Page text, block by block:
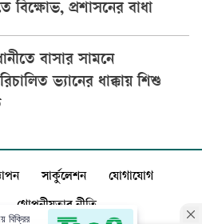
বিক্ষোভ, প্রশাসনের বাধা
বাসার সামনে
ভ্যানের ধাক্কায় শিশু
সার্কুলেশন যোগাযোগ
গোপনীয়তার নীতি
বিক্রির